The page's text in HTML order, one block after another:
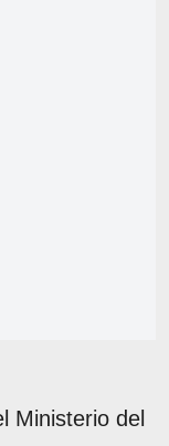
Ministerio del